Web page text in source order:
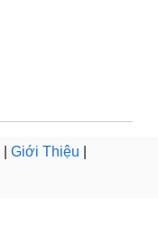
Giới Thiệu